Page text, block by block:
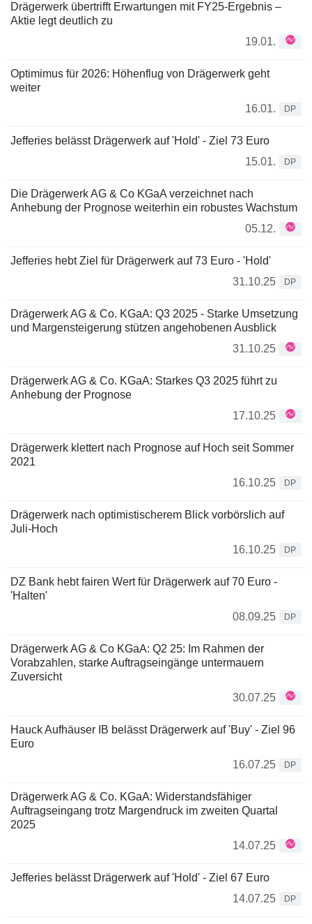
Drägerwerk übertrifft Erwartungen mit FY25-Ergebnis –
Aktie legt deutlich zu
19.01.
Optimimus für 2026: Höhenflug von Drägerwerk geht
weiter
16.01.
DP
Jefferies belässt Drägerwerk auf 'Hold' - Ziel 73 Euro
15.01.
DP
Die Drägerwerk AG & Co KGaA verzeichnet nach
Anhebung der Prognose weiterhin ein robustes Wachstum
05.12.
Jefferies hebt Ziel für Drägerwerk auf 73 Euro - 'Hold'
31.10.25
DP
Drägerwerk AG & Co. KGaA: Q3 2025 - Starke Umsetzung
und Margensteigerung stützen angehobenen Ausblick
31.10.25
Drägerwerk AG & Co. KGaA: Starkes Q3 2025 führt zu
Anhebung der Prognose
17.10.25
Drägerwerk klettert nach Prognose auf Hoch seit Sommer
2021
16.10.25
DP
Drägerwerk nach optimistischerem Blick vorbörslich auf
Juli-Hoch
16.10.25
DP
DZ Bank hebt fairen Wert für Drägerwerk auf 70 Euro -
'Halten'
08.09.25
DP
Drägerwerk AG & Co KGaA: Q2 25: Im Rahmen der
Vorabzahlen, starke Auftragseingänge untermauern
Zuversicht
30.07.25
Hauck Aufhäuser IB belässt Drägerwerk auf 'Buy' - Ziel 96
Euro
16.07.25
DP
Drägerwerk AG & Co. KGaA: Widerstandsfähiger
Auftragseingang trotz Margendruck im zweiten Quartal
2025
14.07.25
Jefferies belässt Drägerwerk auf 'Hold' - Ziel 67 Euro
14.07.25
DP